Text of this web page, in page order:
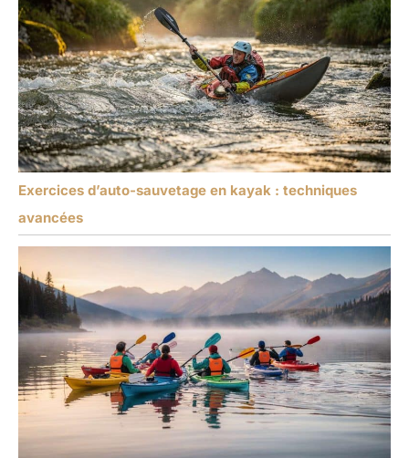
Exercices d’auto-sauvetage en kayak : techniques
avancées